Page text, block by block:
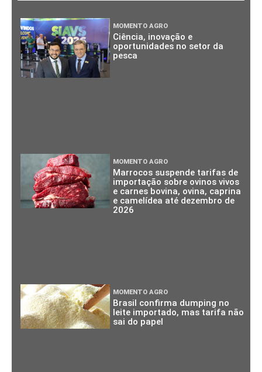
MOMENTO AGRO
Ciência, inovação e
oportunidades no setor da
pesca
MOMENTO AGRO
Marrocos suspende tarifas de
importação sobre ovinos vivos
e carnes bovina, ovina, caprina
e camelídea até dezembro de
2026
MOMENTO AGRO
Brasil confirma dumping no
leite importado, mas tarifa não
sai do papel